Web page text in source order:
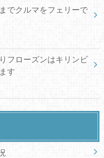
でクルマをフェリーで
フローズンはキリンビ
す